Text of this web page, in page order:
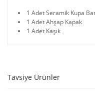
1 Adet Seramik Kupa
1 Adet Ahşap Kapak
1 Adet Kaşık
Tavsiye Ürünler